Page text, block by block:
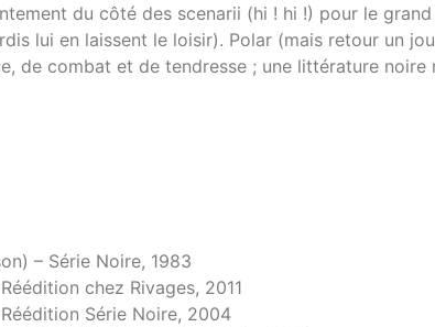
du côté des scenarii (hi ! hi !) pour le
lui en laissent le loisir). Polar (mais retour un
de combat et de tendresse ; une littérature
– Série Noire, 1983
chez Rivages, 2011
Série Noire, 2004